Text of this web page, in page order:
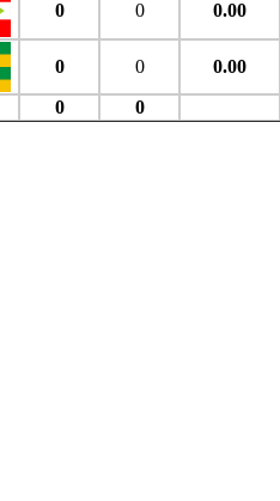
0 0 0.00
0 0
0.00
0 0